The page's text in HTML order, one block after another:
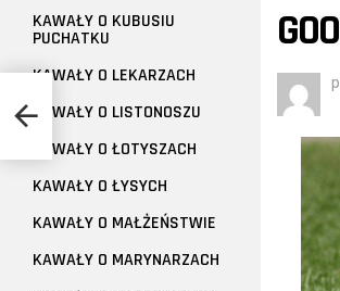
KAWAŁY O KUBUSIU
PUCHATKU
KAWAŁY O LEKARZACH
KAWAŁY O LISTONOSZU
KAWAŁY O ŁOTYSZACH
KAWAŁY O ŁYSYCH
KAWAŁY O MAŁŻEŃSTWIE
KAWAŁY O MARYNARZACH